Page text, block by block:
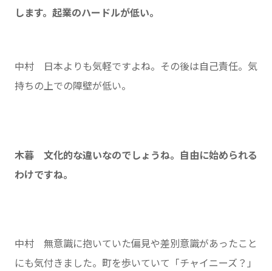
します。起業のハードルが低い。
中村 日本よりも気軽ですよね。その後は自己責任。気
持ちの上での障壁が低い。
木暮 文化的な違いなのでしょうね。自由に始められる
わけですね。
中村 無意識に抱いていた偏見や差別意識があったこと
にも気付きました。町を歩いていて「チャイニーズ？」